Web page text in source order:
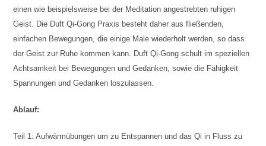
einen wie beispielsweise bei der Meditation angestrebten ruhigen
Geist. Die Duft Qi-Gong Praxis besteht daher aus fließenden,
einfachen Bewegungen, die einige Male wiederholt werden, so dass
der Geist zur Ruhe kommen kann. Duft Qi-Gong schult im speziellen
Achtsamkeit bei Bewegungen und Gedanken, sowie die Fähigkeit
Spannungen und Gedanken loszulassen.
Ablauf:
Teil 1: Aufwärmübungen um zu Entspannen und das Qi in Fluss zu